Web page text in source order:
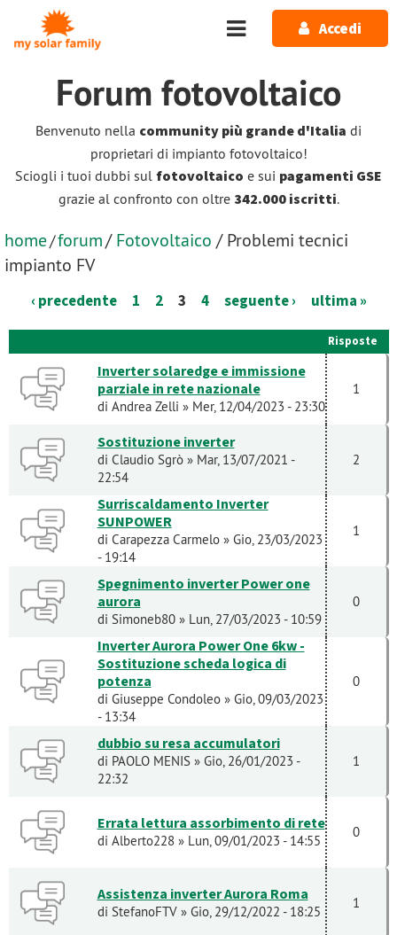
Salta al contenuto principale
Accedi
Forum fotovoltaico
Benvenuto nella community più grande d'Italia di
proprietari di impianto fotovoltaico!
Sciogli i tuoi dubbi sul fotovoltaico e sui pagamenti GSE
grazie al confronto con oltre 342.000 iscritti.
home/forum/ Fotovoltaico / Problemi tecnici
impianto FV
‹ precedente 1 2 3 4 seguente › ultima »
Risposte
Inverter solaredge e immissione
parziale in rete nazionale
di Andrea Zelli » Mer, 12/04/2023 - 23:30
1
Sostituzione inverter
di Claudio Sgrò» Mar, 13/07/2021 -
22:54
2
Surriscaldamento Inverter
SUNPOWER
di Carapezza Carmelo» Gio, 23/03/2023
- 19:14
1
Spegnimento inverter Power one
aurora
di Simoneb80» Lun, 27/03/2023 - 10:59
0
Inverter Aurora Power One 6kw -
Sostituzione scheda logica di
potenza
di Giuseppe Condoleo» Gio, 09/03/2023
- 13:34
0
dubbio su resa accumulatori
di PAOLO MENIS» Gio, 26/01/2023 -
22:32
1
Errata lettura assorbimento di rete
di Alberto228 » Lun, 09/01/2023 - 14:55
0
Assistenza inverter Aurora Roma
di StefanoFTV» Gio, 29/12/2022 - 18:25
1